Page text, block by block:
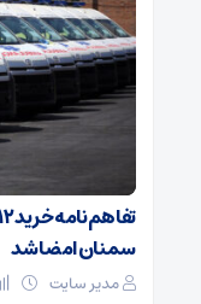
سمنان امضا شد
مدیر سایت